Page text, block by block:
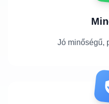
Jó minőségű,